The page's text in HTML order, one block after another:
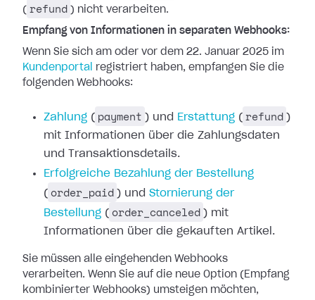
( refund ) nicht verarbeiten.
Empfang von Informationen in separaten Webhooks:
Wenn Sie sich am oder vor dem 22. Januar 2025 im
Kundenportal
registriert haben, empfangen Sie die
folgenden Webhooks:
Zahlung ( payment ) und Erstattung ( refund )
mit Informationen über die Zahlungsdaten
und Transaktionsdetails.
Erfolgreiche Bezahlung der Bestellung
( order_paid ) und Stornierung der
Bestellung ( order_canceled ) mit
Informationen über die gekauften Artikel.
Sie müssen alle eingehenden Webhooks
verarbeiten. Wenn Sie auf die neue Option (Empfang
kombinierter Webhooks) umsteigen möchten,